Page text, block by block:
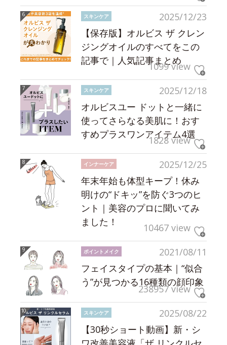
2025/12/23
スキンケア
【保存版】オルビス ザ クレン
ジングオイルのすべてをこの
記事で｜人気記事まとめ
1099 view
2025/12/18
スキンケア
オルビスユー ドットと一緒に
使ってさらなる美肌に！おす
すめプラスワンアイテム4選
1828 view
2025/12/25
インナーケア
年末年始も体型キープ！休み
明けの“ドキッ”を防ぐ3つのヒ
ント｜美容のプロに聞いてみ
ました！
10467 view
2021/08/11
ポイントメイク
フェイスタイプの基本｜“似合
う”が見つかる16種類の顔印象
238957 view
2025/08/22
スキンケア
【30秒ショート動画】新・シ